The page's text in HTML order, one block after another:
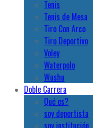
Tenis
Tenis de Mesa
Tiro Con Arco
Tiro Deportivo
Voley
Waterpolo
Wushu
Doble Carrera
Qué es?
soy deportista